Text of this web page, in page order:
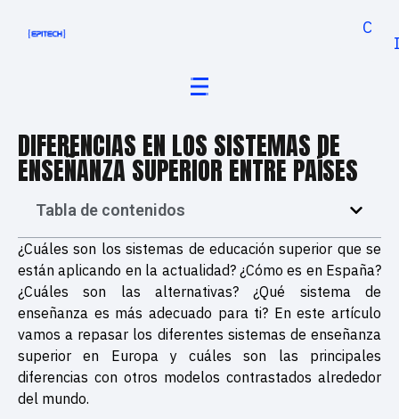
DIFERENCIAS EN LOS SISTEMAS DE
ENSEÑANZA SUPERIOR ENTRE PAÍSES
Tabla de contenidos
¿Cuáles son los sistemas de educación superior que se
están aplicando en la actualidad? ¿Cómo es en España?
¿Cuáles son las alternativas? ¿Qué sistema de
enseñanza es más adecuado para ti? En este artículo
vamos a repasar los diferentes sistemas de enseñanza
superior en Europa y cuáles son las principales
diferencias con otros modelos contrastados alrededor
del mundo.